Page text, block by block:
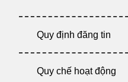
Quy định đăng tin
Quy chế hoạt động